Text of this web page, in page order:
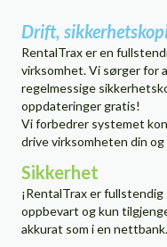
Drift,
RentalTrax er en
virksomhet. Vi sørger for
regelmessige
oppdateringer gratis!
Vi forbedrer systemet
drive virksomheten din
Sikkerhet
¡RentalTrax er
oppbevart og kun
akkurat som i en nettbank.